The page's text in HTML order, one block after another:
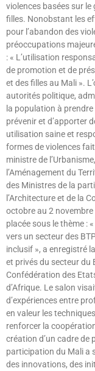
violences basées sur
filles. Nonobstant les
pour l’abandon des
préoccupations
: « L’utilisation
de promotion et de
et des filles au Mali ».
autorités politique,
la population à
prévenir et d’apporter
utilisation saine et
formes de violences
ministre de
l’Aménagement du
des Ministres de la
l’Architecture et de la
octobre au 2 novembre
placée sous le thème :
vers un secteur des
inclusif », a enregistré
et privés du secteur du
Confédération des
d’Afrique. Le salon
d’expériences entre
en valeur les
renforcer la
création d’un cadre
participation du Mali a
des innovations, des